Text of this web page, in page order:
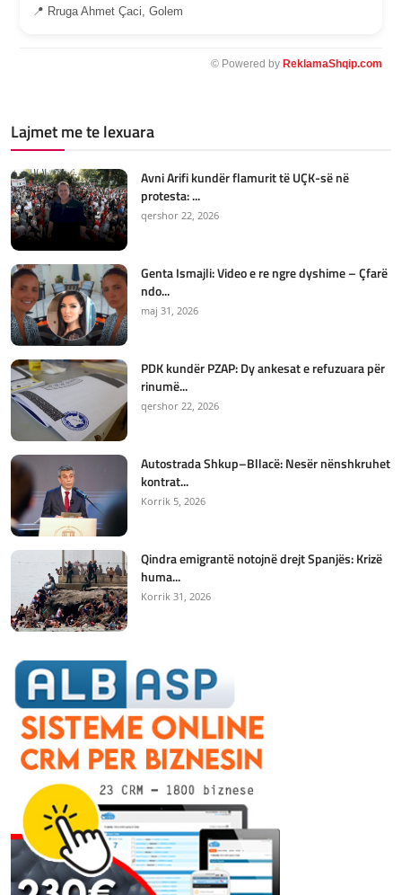
📍 Rruga Ahmet Çaci, Golem
© Powered by ReklamaShqip.com
Lajmet me te lexuara
Avni Arifi kundër flamurit të UÇK-së në
protesta: ...
qershor 22, 2026
Genta Ismajli: Video e re ngre dyshime – Çfarë
ndo...
maj 31, 2026
PDK kundër PZAP: Dy ankesat e refuzuara për
rinumë...
qershor 22, 2026
Autostrada Shkup–Bllacë: Nesër nënshkruhet
kontrat...
Korrik 5, 2026
Qindra emigrantë notojnë drejt Spanjës: Krizë
huma...
Korrik 31, 2026